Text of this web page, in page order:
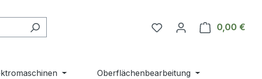
Du hast 0 Produkte auf
0,00 €
Oberflächenbearbeitung